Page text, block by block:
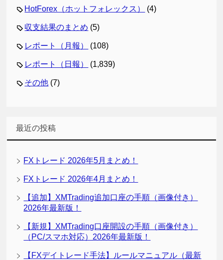
HotForex（ホットフォレックス） (4)
収支結果のまとめ (5)
レポート（月報） (108)
レポート（日報） (1,839)
その他 (7)
最近の投稿
FXトレード 2026年5月まとめ！
FXトレード 2026年4月まとめ！
【追加】XMTrading追加口座の手順（画像付き）
2026年最新版！
【新規】XMTrading口座開設の手順（画像付き）
（PC/スマホ対応）2026年最新版！
【FXデイトレード手法】ルールマニュアル（最新